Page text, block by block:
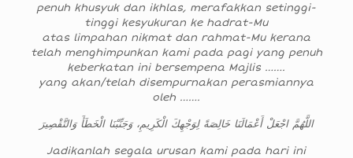
penuh khusyuk dan ikhlas, merafakkan setinggi-
tinggi kesyukuran ke hadrat-Mu
atas limpahan nikmat dan rahmat-Mu kerana
telah menghimpunkan kami pada pagi yang penuh
keberkatan ini bersempena Majlis …….
yang akan/telah disempurnakan perasmiannya
oleh …….
اللَّهُمَّ اجْعَلْ أَعْمَالَنَا خَالِصَةً لِوَجْهِكَ الْكَرِيمِ، وَجَنِّبْنَا الْخَطَأَ وَالتَّقْصِيرَ
Jadikanlah segala urusan kami pada hari ini